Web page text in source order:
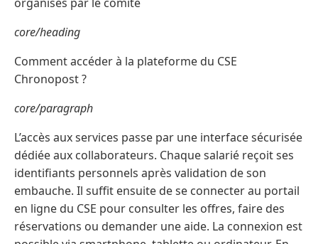
core/heading
Comment accéder à la plateforme du CSE
Chronopost ?
core/paragraph
L’accès aux services passe par une interface sécurisée
dédiée aux collaborateurs. Chaque salarié reçoit ses
identifiants personnels après validation de son
embauche. Il suffit ensuite de se connecter au portail
en ligne du CSE pour consulter les offres, faire des
réservations ou demander une aide. La connexion est